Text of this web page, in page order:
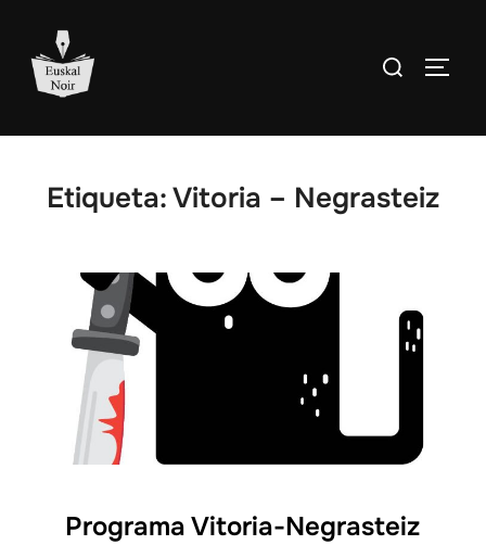
contenido
Buscar:
Etiqueta:Vitoria – Negrasteiz
Programa Vitoria-Negrasteiz